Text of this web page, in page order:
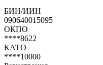
БИН/ИИН
090640015095
ОКПО
****8622
КАТО
****10000